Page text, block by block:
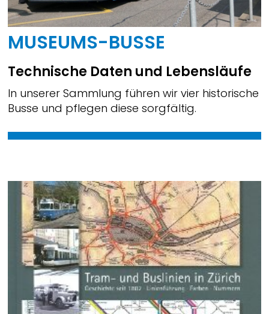
MUSEUMS-BUSSE
Technische Daten und Lebensläufe
In unserer Sammlung führen wir vier historische
Busse und pflegen diese sorgfältig.